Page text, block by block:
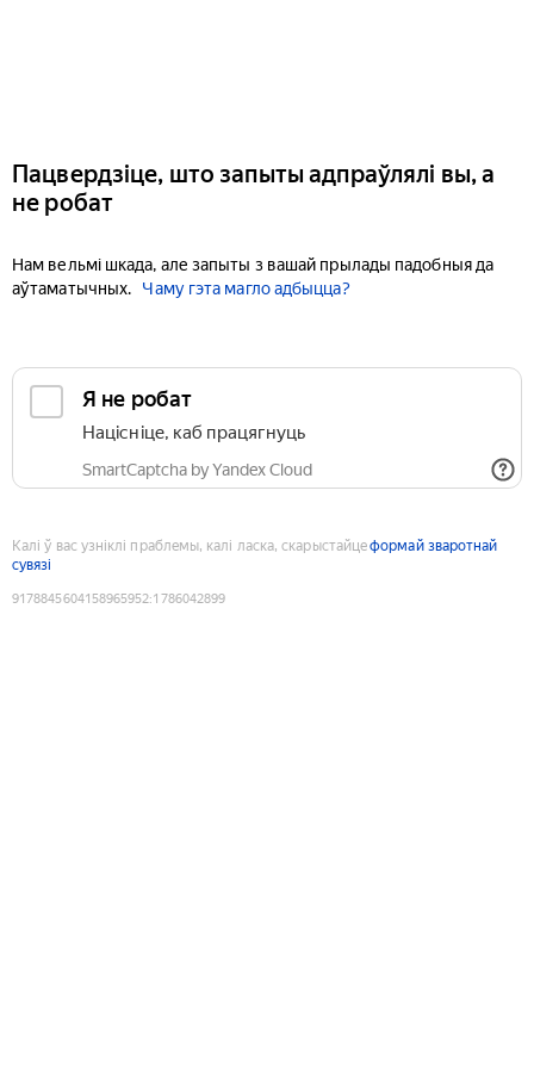
Пацвердзіце, што запыты адпраўлялі вы, а
не робат
Нам вельмі шкада, але запыты з вашай прылады падобныя да
аўтаматычных.
Чаму гэта магло адбыцца?
Я не робат
Націсніце, каб працягнуць
SmartCaptcha by Yandex Cloud
Калі ў вас узніклі праблемы, калі ласка, скарыстайцеформай зваротнай
сувязі
9178845604158965952:1786042899